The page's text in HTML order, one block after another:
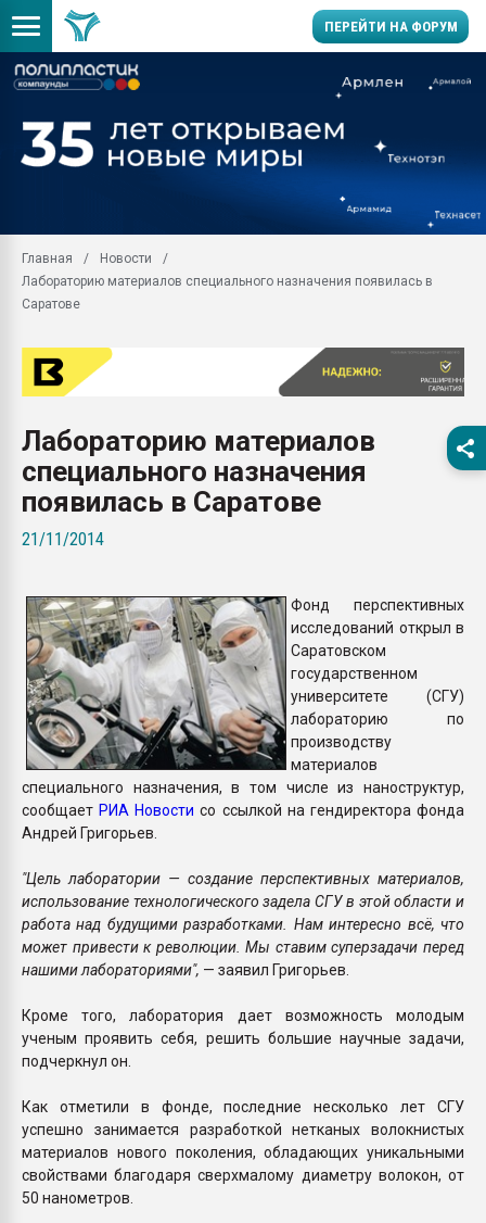
ПЕРЕЙТИ НА ФОРУМ
первый план в
пластмасс
ситуацией на
Продам отходы
поликарбоната и АБС-
Armaloy PC/ABS-1IM
26.07.2022 "Сибирский
намного дороже
Профильная
Главная
Новости
Лабораторию материалов специального назначения появилась в
Саратове
Лабораторию материалов
специального назначения
появилась в Саратове
21/11/2014
Фонд перспективных
исследований открыл в
Саратовском
государственном
университете (СГУ)
лабораторию по
производству
материалов
специального назначения, в том числе из наноструктур,
сообщаетРИА Новости со ссылкой на гендиректора фонда
Андрей Григорьев.
"Цель лаборатории — создание перспективных материалов,
использование технологического задела СГУ в этой области и
работа над будущими разработками. Нам интересно всё, что
может привести к революции. Мы ставим суперзадачи перед
нашими лабораториями", — заявил Григорьев.
Кроме того, лаборатория дает возможность молодым
ученым проявить себя, решить большие научные задачи,
подчеркнул он.
Как отметили в фонде, последние несколько лет СГУ
успешно занимается разработкой нетканых волокнистых
материалов нового поколения, обладающих уникальными
свойствами благодаря сверхмалому диаметру волокон, от
50 нанометров.